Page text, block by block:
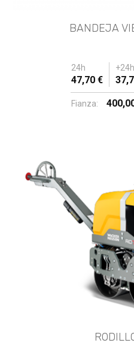
BANDEJA
24h +24h
47,70 €
Fianza: